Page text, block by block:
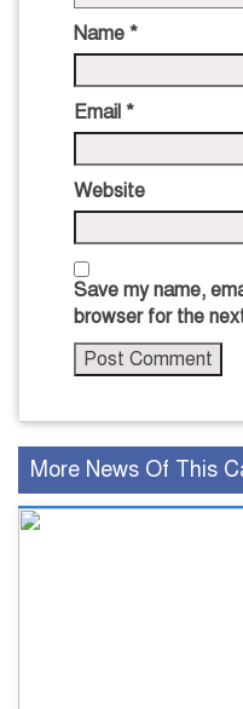
Name *
Email *
Website
Save my name,
browser for the
More News Of This